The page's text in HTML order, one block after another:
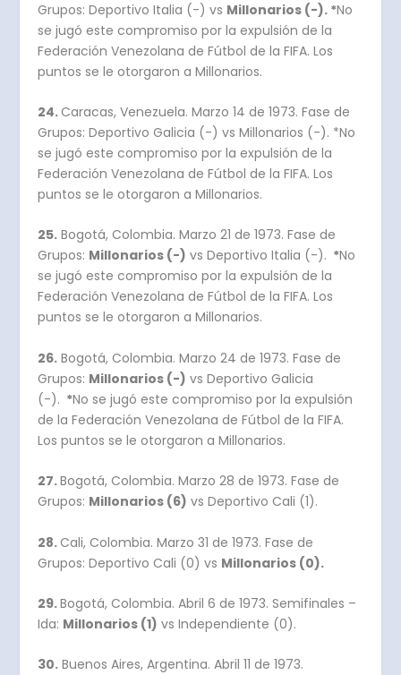
Grupos: Deportivo Italia (-) vs Millonarios (-). *No
se jugó este compromiso por la expulsión de la
Federación Venezolana de Fútbol de la FIFA. Los
puntos se le otorgaron a Millonarios.
24. Caracas, Venezuela. Marzo 14 de 1973. Fase de
Grupos: Deportivo Galicia (-) vs Millonarios (-). *No
se jugó este compromiso por la expulsión de la
Federación Venezolana de Fútbol de la FIFA. Los
puntos se le otorgaron a Millonarios.
25. Bogotá, Colombia. Marzo 21 de 1973. Fase de
Grupos: Millonarios (-) vs Deportivo Italia (-). *No
se jugó este compromiso por la expulsión de la
Federación Venezolana de Fútbol de la FIFA. Los
puntos se le otorgaron a Millonarios.
26. Bogotá, Colombia. Marzo 24 de 1973. Fase de
Grupos: Millonarios (-) vs Deportivo Galicia
(-). *No se jugó este compromiso por la expulsión
de la Federación Venezolana de Fútbol de la FIFA.
Los puntos se le otorgaron a Millonarios.
27.Bogotá, Colombia. Marzo 28 de 1973. Fase de
Grupos: Millonarios (6) vs Deportivo Cali (1).
28. Cali, Colombia. Marzo 31 de 1973. Fase de
Grupos: Deportivo Cali (0) vs Millonarios (0).
29.Bogotá, Colombia. Abril 6 de 1973. Semifinales –
Ida: Millonarios (1) vs Independiente (0).
30. Buenos Aires, Argentina. Abril 11 de 1973.